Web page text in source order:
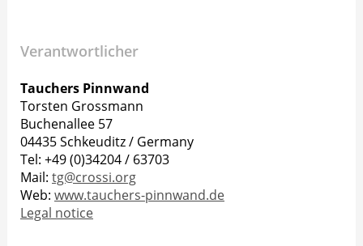
Verantwortlicher
Tauchers Pinnwand
Torsten Grossmann
Buchenallee 57
04435 Schkeuditz / Germany
Tel: +49 (0)34204 / 63703
Mail: tg@crossi.org
Web: www.tauchers-pinnwand.de
Legal notice